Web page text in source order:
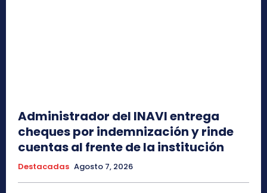
Administrador del INAVI entrega
cheques por indemnización y rinde
cuentas al frente de la institución
Destacadas Agosto 7, 2026